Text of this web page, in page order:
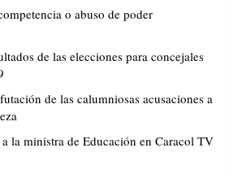
o abuso de poder
de las elecciones para concejales
de las calumniosas acusaciones a
la ministra de Educación en Caracol TV